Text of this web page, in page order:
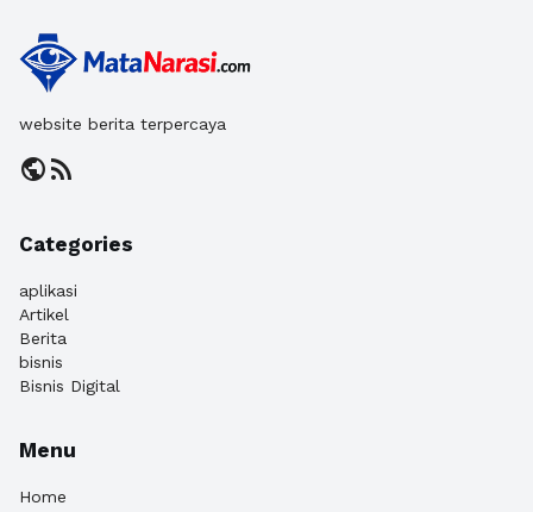
website berita terpercaya
publicrss_feed
Categories
aplikasi
Artikel
Berita
bisnis
Bisnis Digital
Menu
Home